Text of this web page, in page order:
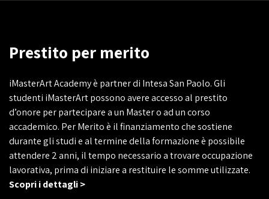
Prestito per merito
iMasterArt Academy è partner di Intesa San Paolo. Gli
studenti iMasterArt possono avere accesso al prestito
d’onore per partecipare a un Master o ad un corso
accademico. Per Merito è il finanziamento che sostiene
durante gli studi e al termine della formazione è possibile
attendere 2 anni, il tempo necessario a trovare occupazione
lavorativa, prima di iniziare a restituire le somme utilizzate.
Scopri i dettagli >